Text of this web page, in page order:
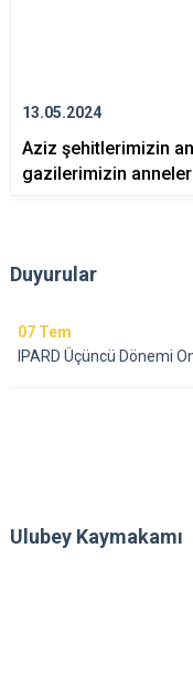
13.05.2024
Aziz şehitlerimizin
gazilerimizin
Duyurular
07 Tem
IPARD Üçüncü Dönemi
Ulubey Kaymakamı